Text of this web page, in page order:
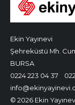
Ekin Yayınevi
Şehreküstü Mh.
BURSA
0224 223 04 37
© 2026 Ekin